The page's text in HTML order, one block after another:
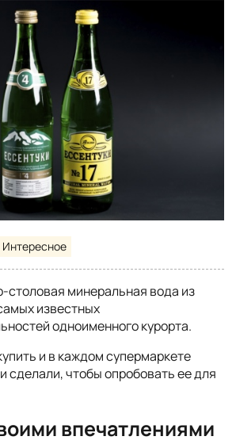
Интересное
столовая минеральная вода из
известных
одноименного курорта.
и в каждом супермаркете
сделали, чтобы опробовать ее для
впечатлениями